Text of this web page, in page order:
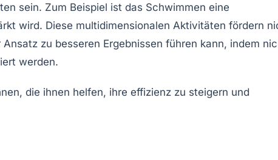
sein. Zum Beispiel ist das Schwimmen eine
wird. Diese multidimensionalen Aktivitäten fördern
zu besseren Ergebnissen führen kann, indem
werden.